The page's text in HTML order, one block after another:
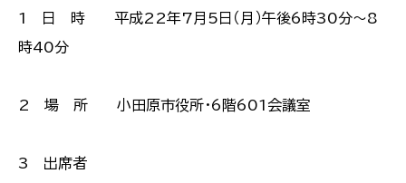
1 日 時 平成22年7月5日（月）午後6時30分〜8
時40分
2 場 所 小田原市役所・6階601会議室
3 出席者